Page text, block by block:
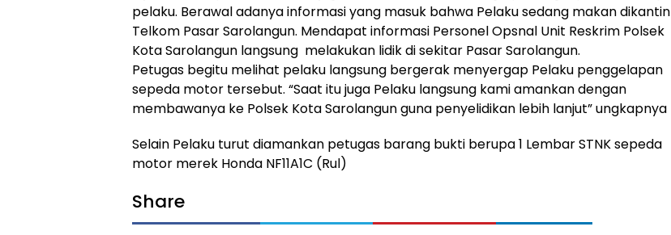
pelaku. Berawal adanya informasi yang masuk bahwa Pelaku sedang makan dikantin
Telkom Pasar Sarolangun. Mendapat informasi Personel Opsnal Unit Reskrim Polsek
Kota Sarolangun langsung melakukan lidik di sekitar Pasar Sarolangun.
Petugas begitu melihat pelaku langsung bergerak menyergap Pelaku penggelapan
sepeda motor tersebut. “Saat itu juga Pelaku langsung kami amankan dengan
membawanya ke Polsek Kota Sarolangun guna penyelidikan lebih lanjut” ungkapnya
Selain Pelaku turut diamankan petugas barang bukti berupa 1 Lembar STNK sepeda
motor merek Honda NF11A1C (Rul)
Share